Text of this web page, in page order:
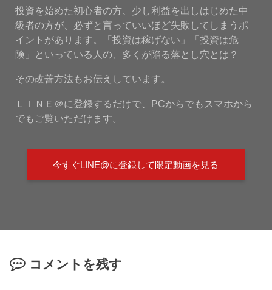
投資を始めた初心者の方、少し利益を出しはじめた中
級者の方が、必ずと言っていいほど失敗してしまうポ
イントがあります。「投資は稼げない」「投資は危
険」といっている人の、多くが陥る落とし穴とは？
その改善方法もお伝えしています。
ＬＩＮＥ＠に登録するだけで、PCからでもスマホから
でもご覧いただけます。
今すぐLINE@に登録して限定動画を見る
コメントを残す